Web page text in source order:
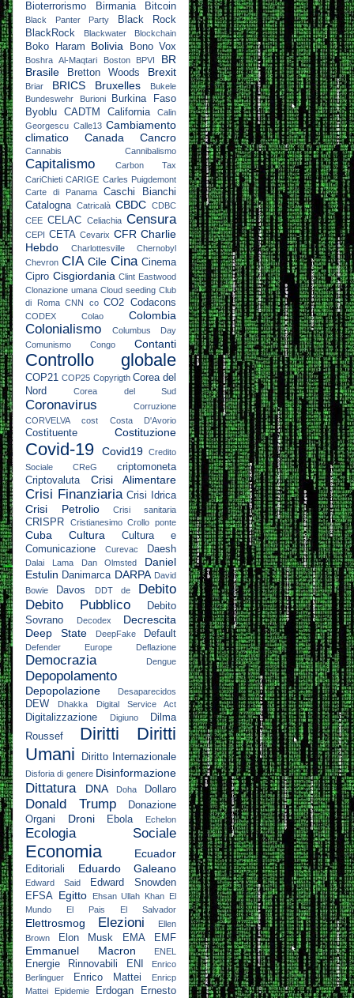
Bioterrorismo
Birmania Bitcoin
Black Panter Party
Black Rock
BlackRock
Blackwater Blockchain
Boko Haram Bolivia Bono Vox
Boshra Al-Maqtari Boston BPVI
BR
Brasile
Bretton Woods Brexit
Briar BRICS Bruxelles
Bukele
Bundeswehr
Burioni
Burkina Faso
Byoblu
CADTM California
Calin
Georgescu Calle13 Cambiamento
climatico
Canada Cancro
Cannabis Cannibalismo
Capitalismo
Carbon Tax
CariChieti CARIGE Carles Puigdemont
Carte di Panama
Caschi Bianchi
Catalogna Catricalà CBDC CDBC
CEE CELAC Celiachia Censura
CEPI CETA Cevarix CFR Charlie
Hebdo
Charlottesville
Chernobyl
Chevron CIA Cile Cina Cinema
Cipro Cisgiordania Clint Eastwood
Clonazione umana Cloud seeding Club
di Roma CNN co CO2 Codacons
CODEX Colao Colombia
Colonialismo
Columbus Day
Comunismo
Congo Contanti
Controllo globale
COP21 COP25 Copyrigth Corea del
Nord
Corea del Sud
Coronavirus
Corruzione
CORVELVA
cost Costa D'Avorio
Costituente Costituzione
Covid-19 Covid19
Credito
Sociale
CReG
criptomoneta
Criptovaluta
Crisi Alimentare
Crisi Finanziaria Crisi Idrica
Crisi Petrolio Crisi sanitaria
CRISPR Cristianesimo Crollo ponte
Cuba Cultura
Cultura e
Comunicazione
Curevac Daesh
Dalai Lama Dan Olmsted
Daniel
Estulin Danimarca DARPA David
Bowie
Davos DDT de
Debito
Debito Pubblico
Debito
Sovrano
Decodex
Decrescita
Deep State
DeepFake Default
Defender Europe Deflazione
Democrazia Dengue
Depopolamento
Depopolazione Desaparecidos
DEW Dhakka Digital Service Act
Digitalizzazione Digiuno
Dilma
Roussef
Diritti
Diritti
Umani
Diritto Internazionale
Disforia di genere Disinformazione
Dittatura DNA Doha Dollaro
Donald Trump
Donazione
Organi
Droni Ebola Echelon
Ecologia Sociale
Economia Ecuador
Editoriali Eduardo Galeano
Edward Said
Edward Snowden
EFSA Egitto Ehsan Ullah Khan El
Mundo
El Pais El Salvador
Elettrosmog Elezioni
Ellen
Brown
Elon Musk EMA EMF
Emmanuel Macron ENEL
Energie Rinnovabili ENI
Enrico
Berlinguer
Enrico Mattei
Enricp
Mattei
Epidemie Erdogan
Ernesto